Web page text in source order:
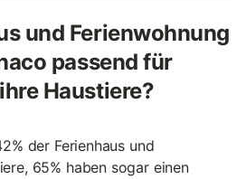
und Ferienwohnung
passend für
Haustiere?
der Ferienhaus und
65% haben sogar einen